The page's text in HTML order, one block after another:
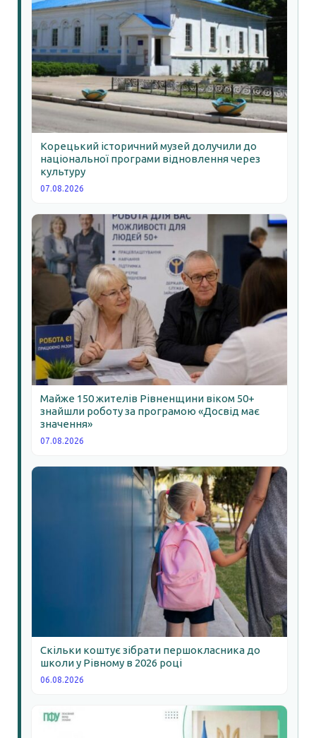
Корецький історичний музей долучили до
національної програми відновлення через
культуру
07.08.2026
Майже 150 жителів Рівненщини віком 50+
знайшли роботу за програмою «Досвід має
значення»
07.08.2026
Скільки коштує зібрати першокласника до
школи у Рівному в 2026 році
06.08.2026